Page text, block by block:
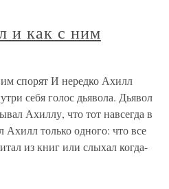
и как с ним
спорят И нередко Ахилл
себя голос дьявола. Дьявол
Ахиллу, что тот навсегда в
Ахилл только одного: что все
из книг или слыхал когда-